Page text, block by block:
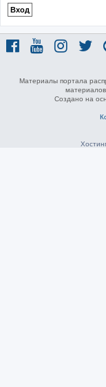
Материалы портала
Создано на